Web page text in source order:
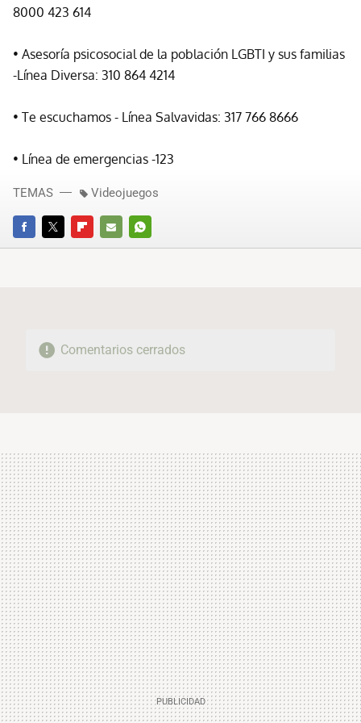
8000 423 614
• Asesoría psicosocial de la población LGBTI y sus familias
-Línea Diversa: 310 864 4214
• Te escuchamos - Línea Salvavidas: 317 766 8666
• Línea de emergencias -123
FACEBOOKTWITTERFLIPBOARD
E-
WHATSAPP
TEMAS Videojuegos
Comentarios cerrados